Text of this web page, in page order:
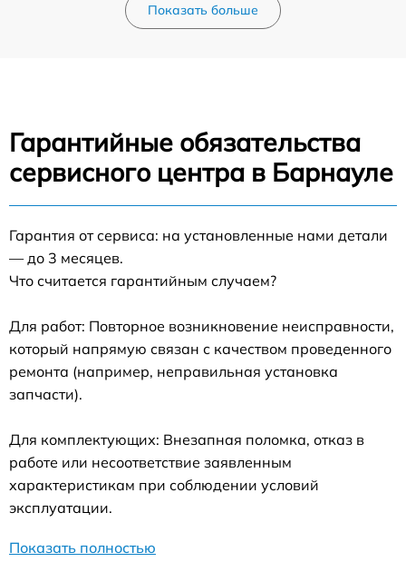
Показать больше
Гарантийные обязательства
сервисного центра в Барнауле
Гарантия от сервиса: на установленные нами детали
— до 3 месяцев.
Что считается гарантийным случаем?
Для работ: Повторное возникновение неисправности,
который напрямую связан с качеством проведенного
ремонта (например, неправильная установка
запчасти).
Для комплектующих: Внезапная поломка, отказ в
работе или несоответствие заявленным
характеристикам при соблюдении условий
эксплуатации.
Показать полностью